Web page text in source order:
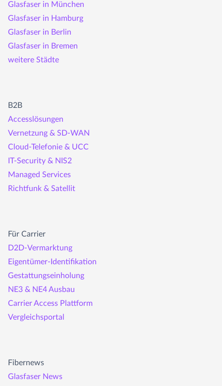
Glasfaser in München
Glasfaser in Hamburg
Glasfaser in Berlin
Glasfaser in Bremen
weitere Städte
B2B
Accesslösungen
Vernetzung & SD-WAN
Cloud-Telefonie & UCC
IT-Security & NIS2
Managed Services
Richtfunk & Satellit
Für Carrier
D2D-Vermarktung
Eigentümer-Identifikation
Gestattungseinholung
NE3 & NE4 Ausbau
Carrier Access Plattform
Vergleichsportal
Fibernews
Glasfaser News